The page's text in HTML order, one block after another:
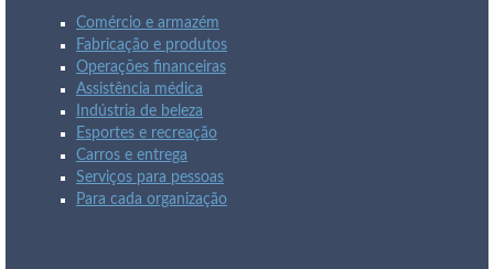
Comércio e armazém
Fabricação e produtos
Operações financeiras
Assistência médica
Indústria de beleza
Esportes e recreação
Carros e entrega
Serviços para pessoas
Para cada organização